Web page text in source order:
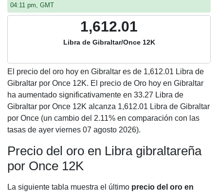
04:11 pm, GMT
1,612.01
Libra de Gibraltar/Once 12K
El precio del oro hoy en Gibraltar es de 1,612.01 Libra de
Gibraltar por Once 12K. El precio de Oro hoy en Gibraltar
ha aumentado significativamente en 33.27 Libra de
Gibraltar por Once 12K alcanza 1,612.01 Libra de Gibraltar
por Once (un cambio del 2.11% en comparación con las
tasas de ayer viernes 07 agosto 2026).
Precio del oro en Libra gibraltareña
por Once 12K
La siguiente tabla muestra el último precio del oro en